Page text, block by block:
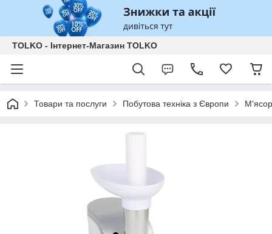
TOLKO - Інтернет-Магазин TOLKO
Товари та послуги Побутова техніка з Європи